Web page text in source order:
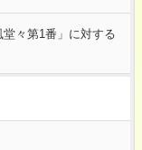
々第1番」に対する